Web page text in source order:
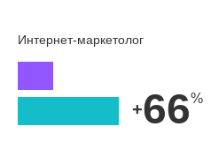
+66
Интернет-маркетолог